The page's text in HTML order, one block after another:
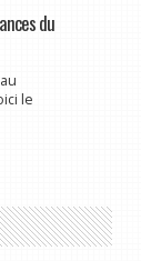
du
le